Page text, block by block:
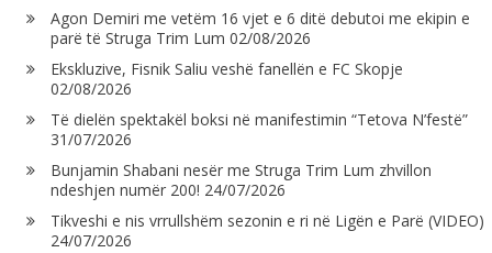
Agon Demiri me vetëm 16 vjet e 6 ditë debutoi me ekipin e
parë të Struga Trim Lum 02/08/2026
Ekskluzive, Fisnik Saliu veshë fanellën e FC Skopje
02/08/2026
Të dielën spektakël boksi në manifestimin “Tetova N’festë”
31/07/2026
Bunjamin Shabani nesër me Struga Trim Lum zhvillon
ndeshjen numër 200! 24/07/2026
Tikveshi e nis vrrullshëm sezonin e ri në Ligën e Parë (VIDEO)
24/07/2026